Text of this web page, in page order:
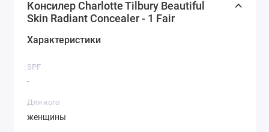
Консилер Charlotte Tilbury Beautiful
Skin Radiant Concealer - 1 Fair
Характеристики
SPF
-
Для кого
женщины